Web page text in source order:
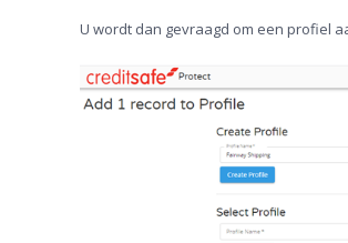
U wordt dan gevraagd om een profiel